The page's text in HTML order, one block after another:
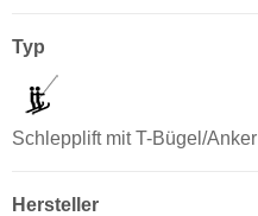
Typ
Schlepplift mit T-Bügel/Anker
Hersteller